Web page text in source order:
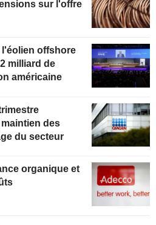
sur l'offre
milliard de
américaine
des
du secteur